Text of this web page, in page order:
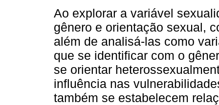
Ao explorar a variável
gênero e orientação sexual,
além de analisá-las como
que se identificar com o
se orientar
influência nas
também se estabelecem